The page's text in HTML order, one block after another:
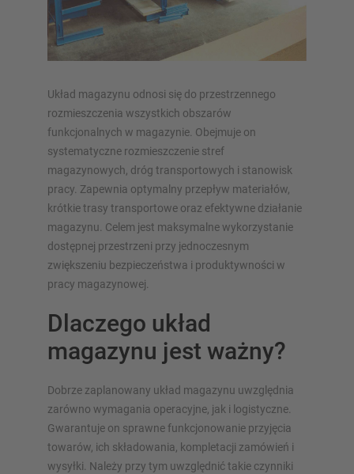
Układ magazynu odnosi się do przestrzennego
rozmieszczenia wszystkich obszarów
funkcjonalnych w magazynie. Obejmuje on
systematyczne rozmieszczenie stref
magazynowych, dróg transportowych i stanowisk
pracy. Zapewnia optymalny przepływ materiałów,
krótkie trasy transportowe oraz efektywne działanie
magazynu. Celem jest maksymalne wykorzystanie
dostępnej przestrzeni przy jednoczesnym
zwiększeniu bezpieczeństwa i produktywności w
pracy magazynowej.
Dlaczego układ
magazynu jest ważny?
Dobrze zaplanowany układ magazynu uwzględnia
zarówno wymagania operacyjne, jak i logistyczne.
Gwarantuje on sprawne funkcjonowanie przyjęcia
towarów, ich składowania, kompletacji zamówień i
wysyłki. Należy przy tym uwzględnić takie czynniki
Regały paletowy
Regały Mobilne
Magazynowanie automatyczne
Platforma magazynowa
Pionowe systemy regałowe
Zaplanuj swój system regałów indywidualnie za pomocą
naszych konfiguratorów – z bezpośrednim zapytaniem
Skonfiguruj regał teraz